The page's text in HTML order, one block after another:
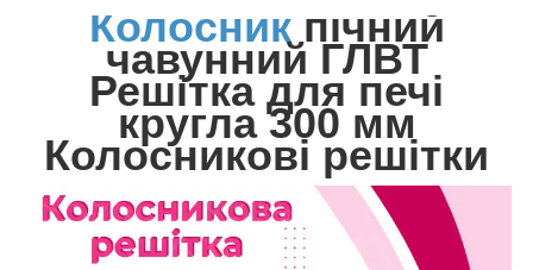
Колосникпічний
чавунний ГЛВТ
Решітка для печі
кругла 300 мм
Колосникові решітки